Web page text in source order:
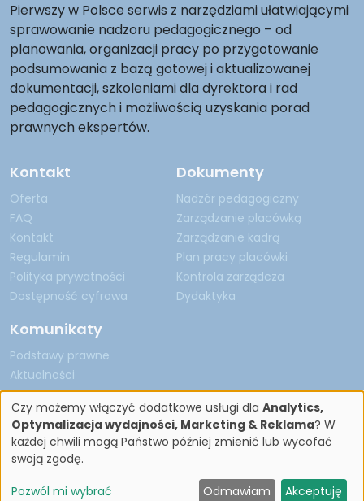
Pierwszy w Polsce serwis z narzędziami ułatwiającymi
sprawowanie nadzoru pedagogicznego – od
planowania, organizacji pracy po przygotowanie
podsumowania z bazą gotowej i aktualizowanej
dokumentacji, szkoleniami dla dyrektora i rad
pedagogicznych i możliwością uzyskania porad
prawnych ekspertów.
Kontakt
Oferta
FAQ
Kontakt
Regulamin
Polityka prywatności
Dostępność cyfrowa
Dokumenty
Nadzór pedagogiczny
Zarządzanie placówką
Zarządzanie kadrą
Plan pracy placówki
Kontrola zarządcza
Dydaktyka
Komunikaty
Podstawy prawne
Aktualności
Copyright by Nadzór Pedagogiczny 2026
Czy możemy włączyć dodatkowe usługi dla Analytics,
Optymalizacja wydajności, Marketing & Reklama? W
każdej chwili mogą Państwo później zmienić lub wycofać
swoją zgodę.
Pozwól mi wybrać Odmawiam Akceptuję